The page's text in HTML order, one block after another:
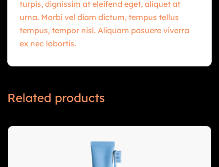
turpis, dignissim at eleifend eget, aliquet at
urna. Morbi vel diam dictum, tempus tellus
tempus, tempor nisl. Aliquam posuere viverra
ex nec lobortis.
Related products